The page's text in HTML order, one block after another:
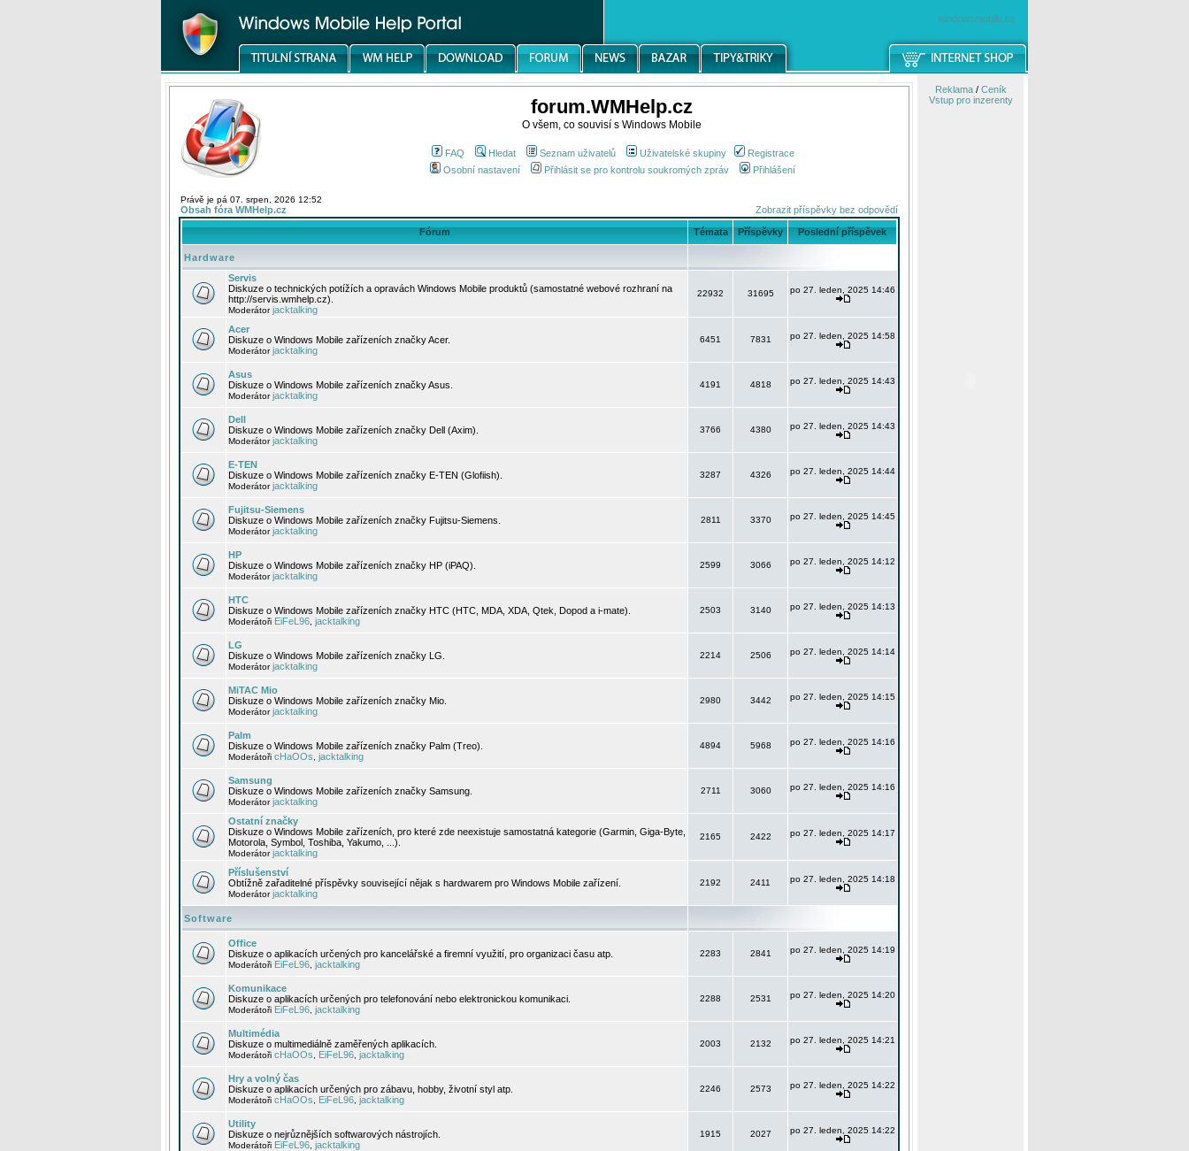
windowsmobile.cz
forum.WMHelp.cz
O všem, co souvisí s Windows Mobile
FAQ Hledat Seznam uživatelů Uživatelské skupiny
Registrace
Osobní nastavení
Přihlásit se pro kontrolu soukromých zpráv Přihlášení
Právě je pá 07. srpen, 2026 12:52
Obsah fóra WMHelp.cz Zobrazit příspěvky bez odpovědí
Fórum Témata Příspěvky Poslední příspěvek
Hardware
Servis
Diskuze o technických potížích a opravách Windows Mobile produktů (samostatné webové rozhraní na
http://servis.wmhelp.cz).
Moderátorjacktalking
22932 31695 po 27. leden, 2025 14:46
Acer
Diskuze o Windows Mobile zařízeních značky Acer.
Moderátorjacktalking
6451 7831 po 27. leden, 2025 14:58
Asus
Diskuze o Windows Mobile zařízeních značky Asus.
Moderátorjacktalking
4191 4818 po 27. leden, 2025 14:43
Dell
Diskuze o Windows Mobile zařízeních značky Dell (Axim).
Moderátorjacktalking
3766 4380 po 27. leden, 2025 14:43
E-TEN
Diskuze o Windows Mobile zařízeních značky E-TEN (Glofiish).
Moderátorjacktalking
3287 4326 po 27. leden, 2025 14:44
Fujitsu-Siemens
Diskuze o Windows Mobile zařízeních značky Fujitsu-Siemens.
Moderátorjacktalking
2811 3370 po 27. leden, 2025 14:45
HP
Diskuze o Windows Mobile zařízeních značky HP (iPAQ).
Moderátorjacktalking
2599 3066 po 27. leden, 2025 14:12
HTC
Diskuze o Windows Mobile zařízeních značky HTC (HTC, MDA, XDA, Qtek, Dopod a i-mate).
Moderátoři EiFeL96 jacktalking
2503 3140 po 27. leden, 2025 14:13
LG
Diskuze o Windows Mobile zařízeních značky LG.
Moderátorjacktalking
2214 2506 po 27. leden, 2025 14:14
MiTAC Mio
Diskuze o Windows Mobile zařízeních značky Mio.
Moderátorjacktalking
2980 3442 po 27. leden, 2025 14:15
Palm
Diskuze o Windows Mobile zařízeních značky Palm (Treo).
Moderátoři cHaOOs jacktalking
4894 5968 po 27. leden, 2025 14:16
Samsung
Diskuze o Windows Mobile zařízeních značky Samsung.
Moderátorjacktalking
2711 3060 po 27. leden, 2025 14:16
Ostatní značky
Diskuze o Windows Mobile zařízeních, pro které zde neexistuje samostatná kategorie (Garmin, Giga-Byte,
Motorola, Symbol, Toshiba, Yakumo, ...).
Moderátorjacktalking
2165 2422 po 27. leden, 2025 14:17
Příslušenství
Obtížně zařaditelné příspěvky související nějak s hardwarem pro Windows Mobile zařízení.
Moderátorjacktalking
2192 2411 po 27. leden, 2025 14:18
Software
Office
Diskuze o aplikacích určených pro kancelářské a firemní využití, pro organizaci času atp.
Moderátoři EiFeL96 jacktalking
2283 2841 po 27. leden, 2025 14:19
Komunikace
Diskuze o aplikacích určených pro telefonování nebo elektronickou komunikaci.
Moderátoři EiFeL96 jacktalking
2288 2531 po 27. leden, 2025 14:20
Multimédia
Diskuze o multimediálně zaměřených aplikacích.
Moderátoři cHaOOs EiFeL96 jacktalking
2003 2132 po 27. leden, 2025 14:21
Hry a volný čas
Diskuze o aplikacích určených pro zábavu, hobby, životní styl atp.
Moderátoři cHaOOs EiFeL96 jacktalking
2246 2573 po 27. leden, 2025 14:22
Utility
Diskuze o nejrůznějších softwarových nástrojích.
Moderátoři EiFeL96 jacktalking
1915 2027 po 27. leden, 2025 14:22
Reklama/ Ceník
Vstup pro inzerenty